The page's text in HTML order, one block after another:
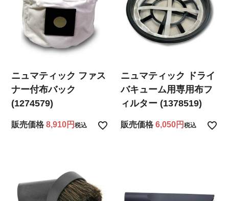
ニュマティック ファス
ナー付布バック
(1274579)
販売価格 8,910 税込
ニュマティック ドライ
バキューム用専用布フ
ィルター (1378519)
販売価格 6,050 税込